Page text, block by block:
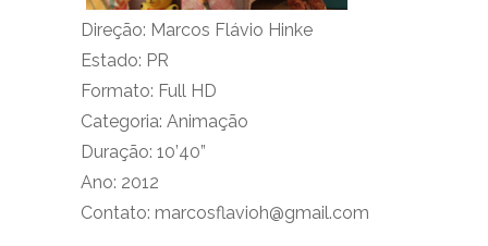
Direção: Marcos Flávio Hinke
Estado: PR
Formato: Full HD
Categoria: Animação
Duração: 10’40”
Ano: 2012
Contato: marcosflavioh@gmail.com